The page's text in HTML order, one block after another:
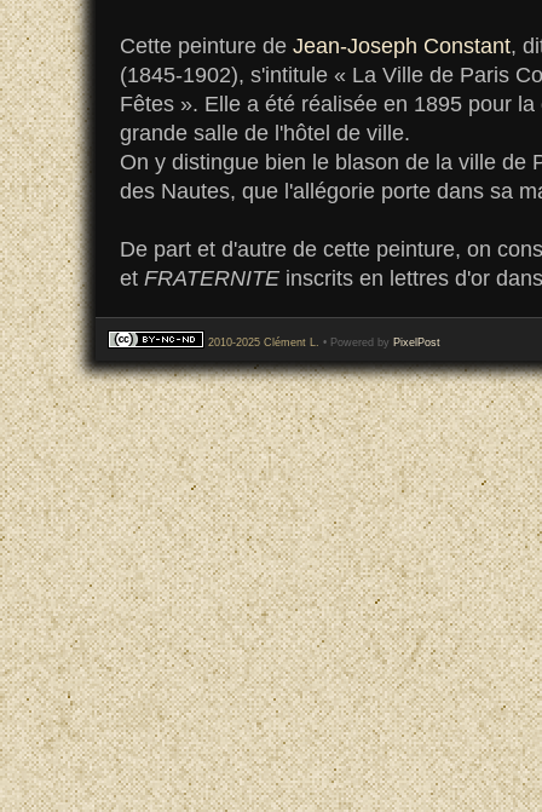
Cette peinture de Jean-Joseph Constant,
(1845-1902), s'intitule « La Ville de Paris
Fêtes ». Elle a été réalisée en 1895 pour
grande salle de l'hôtel de ville.
On y distingue bien le blason de la ville de
des Nautes, que l'allégorie porte dans sa
De part et d'autre de cette peinture, on
et FRATERNITE inscrits en lettres d'or
2010-2025 Clément L. • Powered by PixelPost